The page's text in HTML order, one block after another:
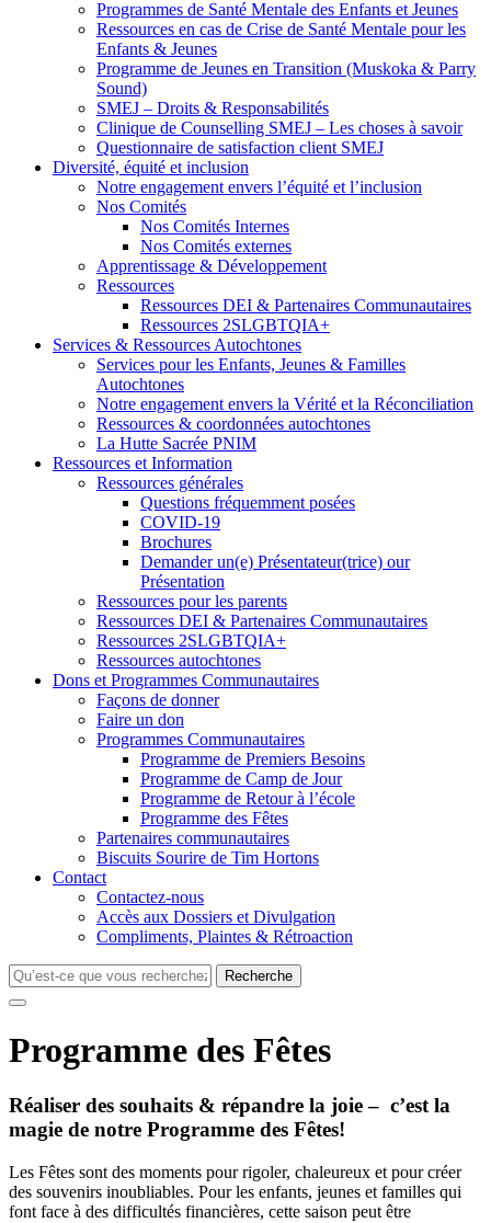
Programmes de Santé Mentale des Enfants et Jeunes
Ressources en cas de Crise de Santé Mentale pour les
Enfants & Jeunes
Programme de Jeunes en Transition (Muskoka & Parry
Sound)
SMEJ – Droits & Responsabilités
Clinique de Counselling SMEJ – Les choses à savoir
Questionnaire de satisfaction client SMEJ
Diversité, équité et inclusion
Notre engagement envers l’équité et l’inclusion
Nos Comités
Nos Comités Internes
Nos Comités externes
Apprentissage & Développement
Ressources
Ressources DEI & Partenaires Communautaires
Ressources 2SLGBTQIA+
Services & Ressources Autochtones
Services pour les Enfants, Jeunes & Familles
Autochtones
Notre engagement envers la Vérité et la Réconciliation
Ressources & coordonnées autochtones
La Hutte Sacrée PNIM
Ressources et Information
Ressources générales
Questions fréquemment posées
COVID-19
Brochures
Demander un(e) Présentateur(trice) our
Présentation
Ressources pour les parents
Ressources DEI & Partenaires Communautaires
Ressources 2SLGBTQIA+
Ressources autochtones
Dons et Programmes Communautaires
Façons de donner
Faire un don
Programmes Communautaires
Programme de Premiers Besoins
Programme de Camp de Jour
Programme de Retour à l’école
Programme des Fêtes
Partenaires communautaires
Biscuits Sourire de Tim Hortons
Contact
Contactez-nous
Accès aux Dossiers et Divulgation
Compliments, Plaintes & Rétroaction
Recherche
Programme des Fêtes
Réaliser des souhaits & répandre la joie – c’est la
magie de notre Programme des Fêtes!
Les Fêtes sont des moments pour rigoler, chaleureux et pour créer
des souvenirs inoubliables. Pour les enfants, jeunes et familles qui
font face à des difficultés financières, cette saison peut être